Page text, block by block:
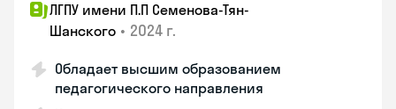
ЛГПУ имени П.П Семенова-Тян-
Шанского • 2024 г.
Обладает высшим образованием
педагогического направления